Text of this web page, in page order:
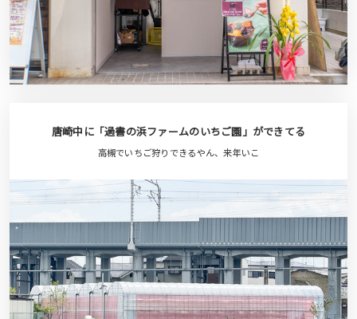
唐崎中に「過書の浜ファームのいちご園」ができてる
高槻でいちご狩りできるやん、来年いこ